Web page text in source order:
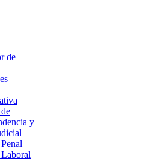
de
y
Laboral